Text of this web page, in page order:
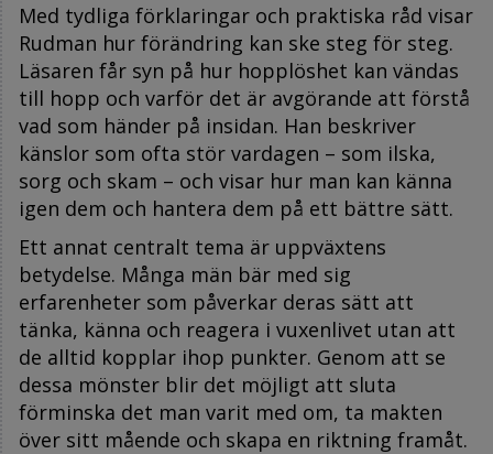
Med tydliga förklaringar och praktiska råd visar
Rudman hur förändring kan ske steg för steg.
Läsaren får syn på hur hopplöshet kan vändas
till hopp och varför det är avgörande att förstå
vad som händer på insidan. Han beskriver
känslor som ofta stör vardagen – som ilska,
sorg och skam – och visar hur man kan känna
igen dem och hantera dem på ett bättre sätt.
Ett annat centralt tema är uppväxtens
betydelse. Många män bär med sig
erfarenheter som påverkar deras sätt att
tänka, känna och reagera i vuxenlivet utan att
de alltid kopplar ihop punkter. Genom att se
dessa mönster blir det möjligt att sluta
förminska det man varit med om, ta makten
över sitt mående och skapa en riktning framåt.